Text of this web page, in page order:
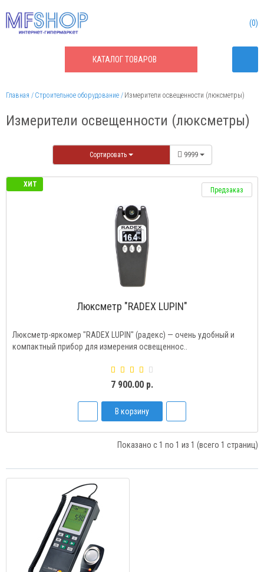
КАТАЛОГТОВАРОВ
0
Главная Строительное оборудование Измерители освещенности (люксметры)
Измерители освещенности (люксметры)
Сортировать 9999
ХИТ
Предзаказ
Люксметр "RADEX LUPIN"
Люксметр-яркомер "RADEX LUPIN" (радекс) — очень удобный и
компактный прибор для измерения освещеннос..
7 900.00 р.
В корзину
Показано с 1 по 1 из 1 (всего 1 страниц)